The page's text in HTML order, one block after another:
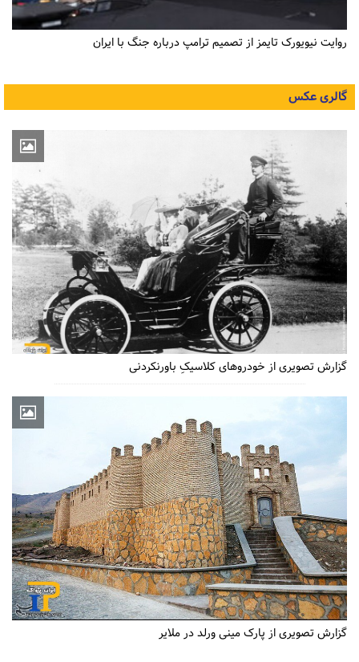
روایت نیویورک تایمز از تصمیم ترامپ درباره جنگ با ایران
گالری عکس
گزارش تصویری از خودروهای کلاسیکِ باورنکردنی
گزارش تصویری از پارک مینی ورلد در ملایر